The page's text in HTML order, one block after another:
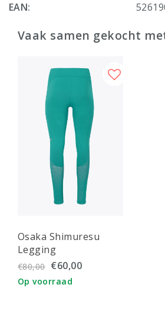
EAN:
Vaak samen gekocht
Osaka Shimuresu
Legging
€80,00 €60,00
Op voorraad